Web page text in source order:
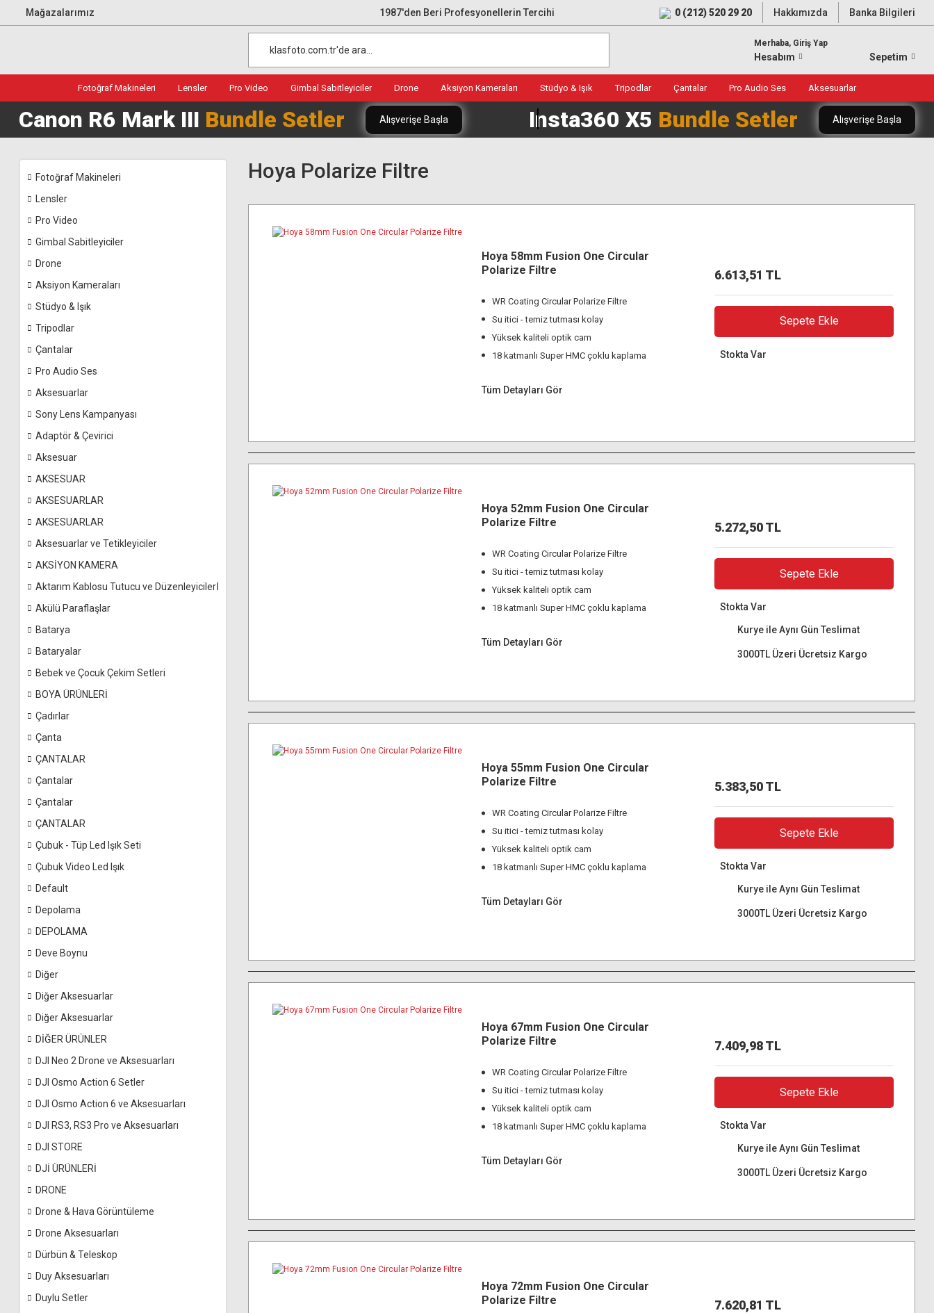
Mağazalarımız 1987'den Beri Profesyonellerin Tercihi 0 (212) 520 29 20 Hakkımızda Banka Bilgileri
Merhaba, Giriş Yap
Hesabım Sepetim
Fotoğraf Makineleri Lensler Pro Video Gimbal Sabitleyiciler Drone Aksiyon Kameraları Stüdyo & Işık Tripodlar Çantalar Pro Audio Ses Aksesuarlar
Canon R6 Mark III Bundle Setler Alışverişe Başla Insta360 X5 Bundle Setler Alışverişe Başla
Fotoğraf Makineleri
Lensler
Pro Video
Gimbal Sabitleyiciler
Drone
Aksiyon Kameraları
Stüdyo & Işık
Tripodlar
Çantalar
Pro Audio Ses
Aksesuarlar
Sony Lens Kampanyası
Adaptör & Çevirici
Aksesuar
AKSESUAR
AKSESUARLAR
AKSESUARLAR
Aksesuarlar ve Tetikleyiciler
AKSİYON KAMERA
Aktarım Kablosu Tutucu ve Düzenleyicilerİ
Akülü Paraflaşlar
Batarya
Bataryalar
Bebek ve Çocuk Çekim Setleri
BOYA ÜRÜNLERİ
Çadırlar
Çanta
ÇANTALAR
Çantalar
Çantalar
ÇANTALAR
Çubuk - Tüp Led Işık Seti
Çubuk Video Led Işık
Default
Depolama
DEPOLAMA
Deve Boynu
Diğer
Diğer Aksesuarlar
Diğer Aksesuarlar
DİĞER ÜRÜNLER
DJI Neo 2 Drone ve Aksesuarları
DJI Osmo Action 6 Setler
DJI Osmo Action 6 ve Aksesuarları
DJI RS3, RS3 Pro ve Aksesuarları
DJI STORE
DJİ ÜRÜNLERİ
DRONE
Drone & Hava Görüntüleme
Drone Aksesuarları
Dürbün & Teleskop
Duy Aksesuarları
Duylu Setler
Hoya Polarize Filtre
Hoya 58mm Fusion One Circular
Polarize Filtre
WR Coating Circular Polarize Filtre
Su itici - temiz tutması kolay
Yüksek kaliteli optik cam
18 katmanlı Super HMC çoklu kaplama
Tüm Detayları Gör
6.613,51 TL
Sepete Ekle
Stokta Var
Hoya 52mm Fusion One Circular
Polarize Filtre
WR Coating Circular Polarize Filtre
Su itici - temiz tutması kolay
Yüksek kaliteli optik cam
18 katmanlı Super HMC çoklu kaplama
Tüm Detayları Gör
5.272,50 TL
Sepete Ekle
Stokta Var
Kurye ile Aynı Gün Teslimat
3000TL Üzeri Ücretsiz Kargo
Hoya 55mm Fusion One Circular
Polarize Filtre
WR Coating Circular Polarize Filtre
Su itici - temiz tutması kolay
Yüksek kaliteli optik cam
18 katmanlı Super HMC çoklu kaplama
Tüm Detayları Gör
5.383,50 TL
Sepete Ekle
Stokta Var
Kurye ile Aynı Gün Teslimat
3000TL Üzeri Ücretsiz Kargo
Hoya 67mm Fusion One Circular
Polarize Filtre
WR Coating Circular Polarize Filtre
Su itici - temiz tutması kolay
Yüksek kaliteli optik cam
18 katmanlı Super HMC çoklu kaplama
Tüm Detayları Gör
7.409,98 TL
Sepete Ekle
Stokta Var
Kurye ile Aynı Gün Teslimat
3000TL Üzeri Ücretsiz Kargo
Hoya 72mm Fusion One Circular
Polarize Filtre
7.620,81 TL